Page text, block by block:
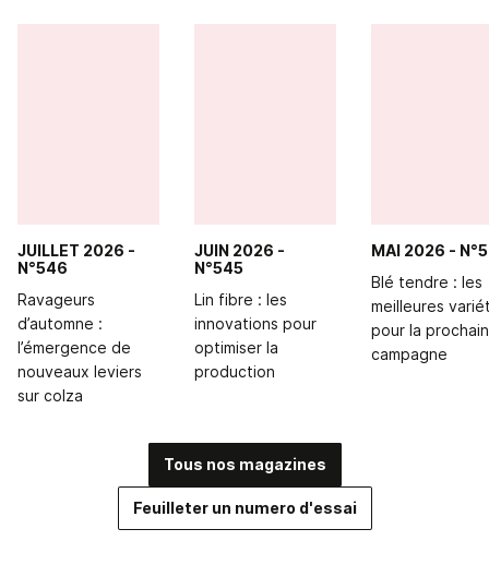
JUILLET 2026 -
N°546
Ravageurs
d’automne :
l’émergence de
nouveaux leviers
sur colza
JUIN 2026 -
N°545
Lin fibre : les
innovations pour
optimiser la
production
MAI 2026 -
Blé tendre : les
meilleures
pour la
campagne
Tous nos magazines
Feuilleter un numero d'essai